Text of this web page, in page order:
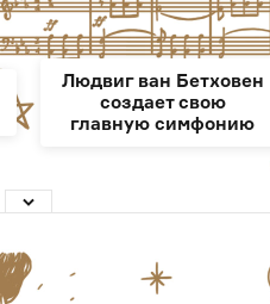
Людвиг ван Бетховен
создает свою
главную симфонию